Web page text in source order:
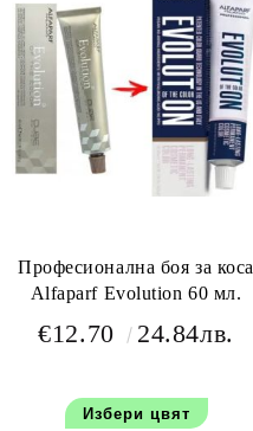
Професионална боя за коса
Alfaparf Evolution 60 мл.
€12.70 24.84лв.
Избери цвят